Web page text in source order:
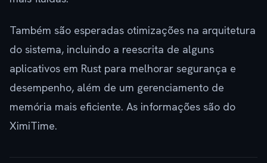
Também são esperadas otimizações na arquitetura
do sistema, incluindo a reescrita de alguns
aplicativos em Rust para melhorar segurança e
desempenho, além de um gerenciamento de
memória mais eficiente. As informações são do
XimiTime.